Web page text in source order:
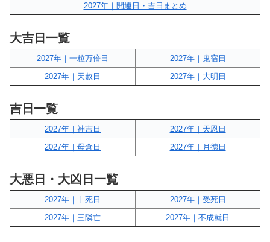
2027年｜開運日・吉日まとめ
大吉日一覧
2027年｜一粒万倍日
2027年｜鬼宿日
2027年｜天赦日
2027年｜大明日
吉日一覧
2027年｜神吉日
2027年｜天恩日
2027年｜母倉日
2027年｜月徳日
大悪日・大凶日一覧
2027年｜十死日
2027年｜受死日
2027年｜三隣亡
2027年｜不成就日